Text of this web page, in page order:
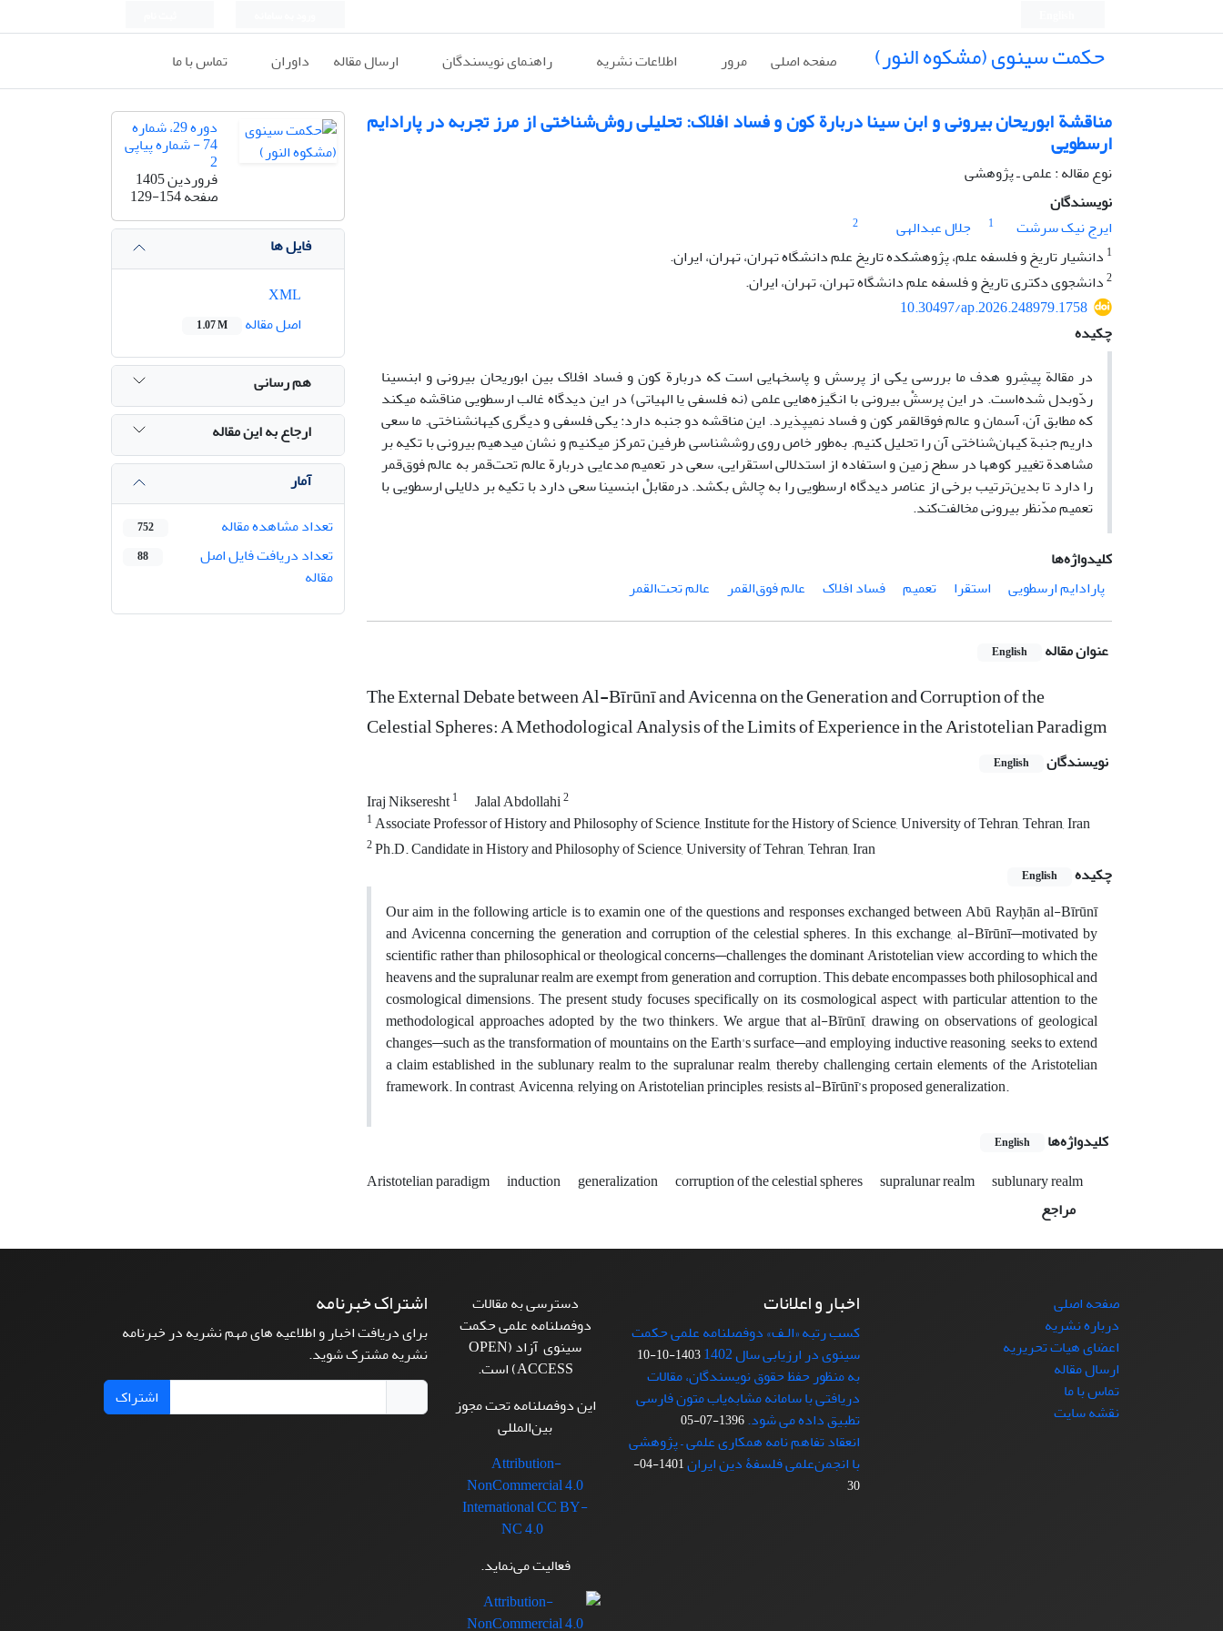
حکمت سینوی (مشکوه النور) صفحه اصلی مرور اطلاعات نشریه راهنمای نویسندگان ارسال مقاله داوران تماس با ما
مناقشة ابوریحان بیرونی و ابن­ سینا دربارة کون و فساد افلاک: تحلیلی روش‌شناختی از مرز تجربه در پارادایم
ارسطویی
نوع مقاله : علمی ـ پژوهشی
نویسندگان
ایرج نیک سرشت
1 جلال عبدالهی
2
1 دانشیار تاریخ و فلسفه علم، پژوهشکده تاریخ علم دانشگاه تهران، تهران، ایران.
2دانشجوی دکتری تاریخ و فلسفه علم دانشگاه تهران، تهران، ایران.
10.30497/ap.2026.248979.1758
چکیده
در مقالة پیشِ­رو هدف ما بررسی یکی از پرسش­ و پاسخ­هایی است که دربارة کون و فساد افلاک بین ابوریحان بیرونی و ابن­سینا
ردّوبدل شده‌است. در این پرسشْ بیرونی با انگیزه‌هایی علمی (نه فلسفی یا الهیاتی) در این دیدگاه غالب ارسطو­یی مناقشه می­کند
که مطابق آن، آسمان و عالم فوق­القمر کون و فساد نمی­پذیرد. این مناقشه دو جنبه دارد: یکی فلسفی و دیگری کیهان­شناختی. ما سعی
داریم جنبة کیهان‌شناختی آن را تحلیل کنیم. به‌طور خاص روی روش­شناسی طرفین تمرکز می­کنیم و نشان می­دهیم بیرونی با تکیه بر
مشاهدة تغییر کوه­ها در سطح زمین و استفاده از استدلالی استقرایی، سعی در تعمیم مدعایی دربارة عالم تحت‌قمر به عالم فوق‌قمر
را دارد تا بدین‌ترتیب برخی از عناصر دیدگاه ارسطویی را به چالش بکشد. درمقابلْ ابن­سینا سعی دارد با تکیه بر دلایلی ارسطویی با
تعمیم مدّنظر بیرونی مخالفت‌کند.
کلیدواژه‌ها
پارادایم ارسطویی
استقرا تعمیم فساد افلاک عالم فوق‌القمر عالم تحت‌القمر
عنوان مقاله English
The External Debate between Al-Bīrūnī and Avicenna on the Generation and Corruption of the
Celestial Spheres: A Methodological Analysis of the Limits of Experience in the Aristotelian Paradigm
نویسندگان English
Iraj Nikseresht1 Jalal Abdollahi2
1Associate Professor of History and Philosophy of Science, Institute for the History of Science, University of Tehran, Tehran, Iran
2Ph.D. Candidate in History and Philosophy of Science, University of Tehran, Tehran, Iran
چکیده
English
Our aim in the following article is to examin one of the questions and responses exchanged between Abū Rayḥān al-Bīrūnī
and Avicenna concerning the generation and corruption of the celestial spheres. In this exchange, al-Bīrūnī—motivated by
scientific rather than philosophical or theological concerns—challenges the dominant Aristotelian view according to which the
heavens and the supralunar realm are exempt from generation and corruption. This debate encompasses both philosophical and
cosmological dimensions. The present study focuses specifically on its cosmological aspect, with particular attention to the
methodological approaches adopted by the two thinkers. We argue that al-Bīrūnī, drawing on observations of geological
changes—such as the transformation of mountains on the Earth's surface—and employing inductive reasoning, seeks to extend
a claim established in the sublunary realm to the supralunar realm, thereby challenging certain elements of the Aristotelian
framework. In contrast, Avicenna, relying on Aristotelian principles, resists al-Bīrūnī’s proposed generalization.
کلیدواژه‌ها
English
Aristotelian paradigm induction generalization corruption of the celestial spheres supralunar realm
sublunary realm
مراجع
دوره 29، شماره
74 - شماره پیاپی
2
فروردین 1405
صفحه129-154
فایل ها
اصل مقاله
1.07 M
هم رسانی
ارجاع به این مقاله
آمار
تعداد مشاهده مقاله
752
تعداد دریافت فایل اصل
مقاله
88
صفحه اصلی
درباره نشریه
اعضای هیات تحریریه
ارسال مقاله
تماس با ما
نقشه سایت
اخبار و اعلانات
کسب رتبه «الـف» دوفصلنامه علمی حکمت
سینوی در ارزیابی سال 1402
1403-10-10
به منظور حفظ حقوق نویسندگان، مقالات
دریافتی با سامانه مشابه‌یاب متون فارسی
تطبیق داده می شود.1396-07-05
انعقاد تفاهم نامه همکاری علمی – پژوهشی
با انجمن‌علمی فلسفۀ دین ایران
1401-04-
30
دسترسی به مقالات
دوفصلنامه علمی حکمت
سینوی آزاد (OPEN
ACCESS) است.
این دوفصلنامه تحت مجوز
بین‌المللی
Attribution-
NonCommercial 4.0
International CC BY-
NC 4.0
فعالیت می‌نماید.
اشتراک خبرنامه
برای دریافت اخبار و اطلاعیه های مهم نشریه در خبرنامه
نشریه مشترک شوید.
اشتراک